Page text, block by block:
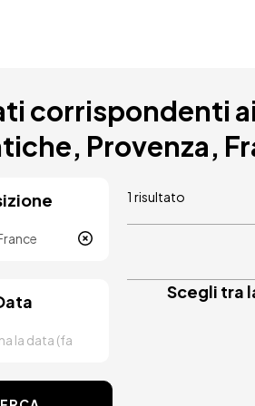
corrispondenti
Provenza,
1 risultato
Scegli tra